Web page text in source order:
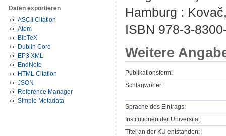
Daten exportieren
ASCII Citation
Atom
BibTeX
Dublin Core
EP3 XML
EndNote
HTML Citation
JSON
Reference Manager
Simple Metadata
Hamburg :
ISBN 978-3-
Weitere
Publikationsform:
Schlagwörter:
Sprache des Eintrags:
Institutionen der Universität:
Titel an der KU entstanden: